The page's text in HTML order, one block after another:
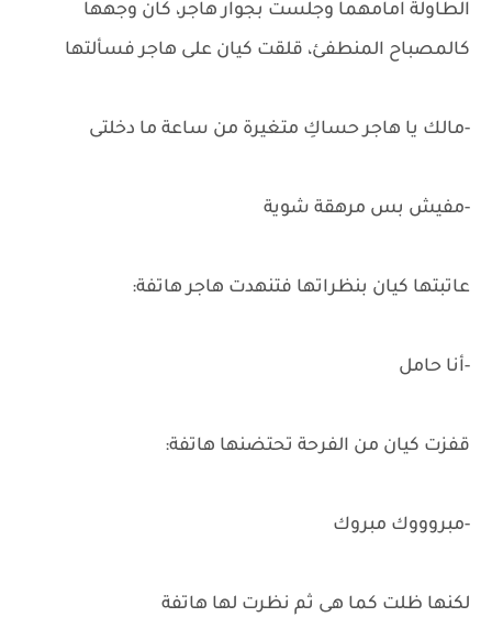
الطاولة امامهما وجلست بجوار هاجر، كان وجهها
كالمصباح المنطفئ، قلقت كيان على هاجر فسألتها
-مالك يا هاجر حساكِ متغيرة من ساعة ما دخلتى
-مفيش بس مرهقة شوية
عاتبتها كيان بنظراتها فتنهدت هاجر هاتفة:
-أنا حامل
قفزت كيان من الفرحة تحتضنها هاتفة:
-مبروووك مبروك
لكنها ظلت كما هى ثم نظرت لها هاتفة